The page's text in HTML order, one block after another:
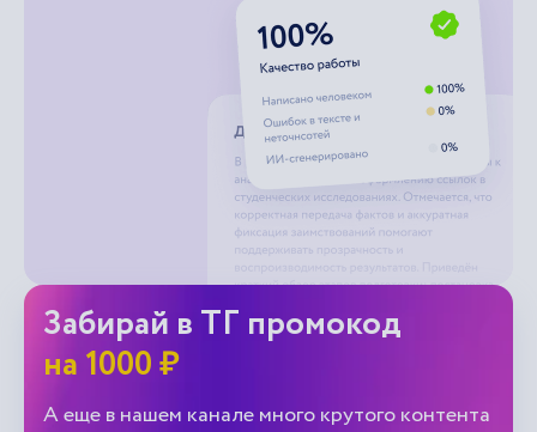
Забирай в ТГ промокод
на 1000 ₽
А еще в нашем канале много крутого контента